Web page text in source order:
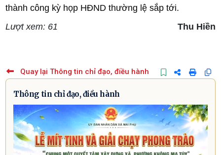
thành công kỳ họp HĐND thường lệ sắp tới.
Lượt xem: 61
Thu Hiền
Quay lại Thông tin chỉ đạo, điều hành
Thông tin chỉ đạo, điều hành